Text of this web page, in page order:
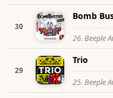
30
Bomb
26. Beeple
29
Trio
25. Beeple